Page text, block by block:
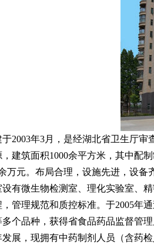
2003年3月，是经湖北省卫生厅
建筑面积1000余平方米，其中配
万元。布局合理，设施先进，设
有微生物检测室、理化实验室、
，管理规范和质控标准。于2005
个品种，获得省食品药品监督管
展，现拥有中药制剂人员（含药